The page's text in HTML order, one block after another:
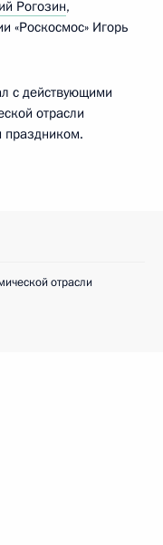
Рогозин,
«Роскосмос» Игорь
с действующими
отрасли
праздником.
отрасли